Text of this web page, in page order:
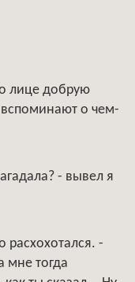
лице добрую
вспоминают о чем-
- вывел я
расхохотался. -
мне тогда